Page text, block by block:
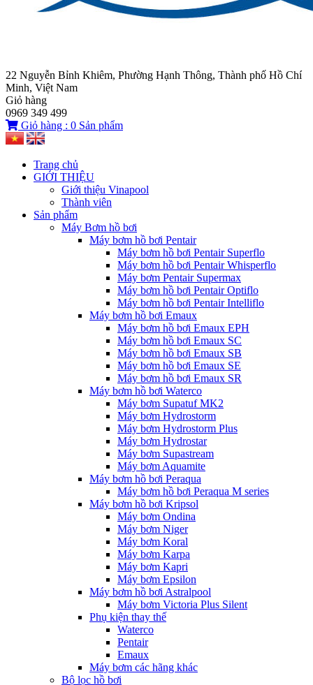
22 Nguyễn Bỉnh Khiêm, Phường Hạnh Thông, Thành phố Hồ Chí
Minh, Việt Nam
Giỏ hàng
0969 349 499
Giỏ hàng : 0 Sản phẩm
Trang chủ
GIỚI THIỆU
Giới thiệu Vinapool
Thành viên
Sản phẩm
Máy Bơm hồ bơi
Máy bơm hồ bơi Pentair
Máy bơm hồ bơi Pentair Superflo
Máy bơm hồ bơi Pentair Whisperflo
Máy bơm Pentair Supermax
Máy bơm hồ bơi Pentair Optiflo
Máy bơm hồ bơi Pentair Intelliflo
Máy bơm hồ bơi Emaux
Máy bơm hồ bơi Emaux EPH
Máy bơm hồ bơi Emaux SC
Máy bơm hồ bơi Emaux SB
Máy bơm hồ bơi Emaux SE
Máy bơm hồ bơi Emaux SR
Máy bơm hồ bơi Waterco
Máy bơm Supatuf MK2
Máy bơm Hydrostorm
Máy bơm Hydrostorm Plus
Máy bơm Hydrostar
Máy bơm Supastream
Máy bơm Aquamite
Máy bơm hồ bơi Peraqua
Máy bơm hồ bơi Peraqua M series
Máy bơm hồ bơi Kripsol
Máy bơm Ondina
Máy bơm Niger
Máy bơm Koral
Máy bơm Karpa
Máy bơm Kapri
Máy bơm Epsilon
Máy bơm hồ bơi Astralpool
Máy bơm Victoria Plus Silent
Phụ kiện thay thế
Waterco
Pentair
Emaux
Máy bơm các hãng khác
Bộ lọc hồ bơi